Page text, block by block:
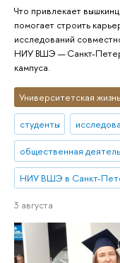
Что привлекает
помогает строить
исследований
НИУ ВШЭ — Санкт-
кампуса.
Университетская жизнь
студенты
общественная
НИУ ВШЭ в Санкт-
3 августа